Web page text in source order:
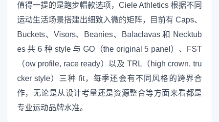
值得一提的是跑步帽款选项，Ciele Athletics 根据不同
运动生活场景搭建出细致入微的矩阵，目前有 Caps、
Buckets、Visors、Beanies、Balaclavas 和 Necktub
es 共 6 种 style 与 GO（the original 5 panel）、FST
（ow profile, race ready）以及 TRL（high crown, tru
cker style）三种 fit，每季还会有不同风格的跨界合
作，无论是从设计考量还是资源整合等方面来看都是
专业运动品牌水准。